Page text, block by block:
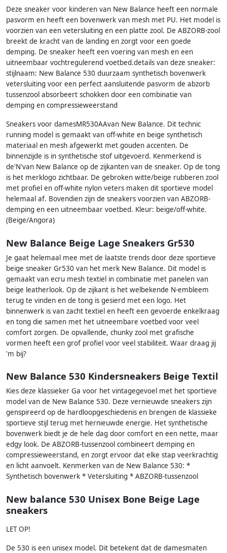
Deze sneaker voor kinderen van New Balance heeft een normale
pasvorm en heeft een bovenwerk van mesh met PU. Het model is
voorzien van een vetersluiting en een platte zool. De ABZORB-zool
breekt de kracht van de landing en zorgt voor een goede
demping. De sneaker heeft een voering van mesh en een
uitneembaar vochtregulerend voetbed.details van deze sneaker:
stijlnaam: New Balance 530 duurzaam synthetisch bovenwerk
vetersluiting voor een perfect aansluitende pasvorm de abzorb
tussenzool absorbeert schokken door een combinatie van
demping en compressieweerstand
Sneakers voor damesMR530AAvan New Balance. Dit technic
running model is gemaakt van off-white en beige synthetisch
materiaal en mesh afgewerkt met gouden accenten. De
binnenzijde is in synthetische stof uitgevoerd. Kenmerkend is
de'N'van New Balance op de zijkanten van de sneaker. Op de tong
is het merklogo zichtbaar. De gebroken witte/beige rubberen zool
met profiel en off-white nylon veters maken dit sportieve model
helemaal af. Bovendien zijn de sneakers voorzien van ABZORB-
demping en een uitneembaar voetbed. Kleur: beige/off-white.
(Beige/Angora)
New Balance Beige Lage Sneakers Gr530
Je gaat helemaal mee met de laatste trends door deze sportieve
beige sneaker Gr530 van het merk New Balance. Dit model is
gemaakt van ecru mesh textiel in combinatie met panelen van
beige leatherlook. Op de zijkant is het welbekende N-embleem
terug te vinden en de tong is gesierd met een logo. Het
binnenwerk is van zacht textiel en heeft een gevoerde enkelkraag
en tong die samen met het uitneembare voetbed voor veel
comfort zorgen. De opvallende, chunky zool met grafische
vormen heeft een grof profiel voor veel stabiliteit. Waar draag jij
'm bij?
New Balance 530 Kindersneakers Beige Textil
Kies deze klassieker Ga voor het vintagegevoel met het sportieve
model van de New Balance 530. Deze vernieuwde sneakers zijn
genspireerd op de hardloopgeschiedenis en brengen de klassieke
sportieve stijl terug met hernieuwde energie. Het synthetische
bovenwerk biedt je de hele dag door comfort en een nette, maar
edgy look. De ABZORB-tussenzool combineert demping en
compressieweerstand, en zorgt ervoor dat elke stap veerkrachtig
en licht aanvoelt. Kenmerken van de New Balance 530: *
Synthetisch bovenwerk * Vetersluiting * ABZORB-tussenzool
New balance 530 Unisex Bone Beige Lage
sneakers
LET OP!
De 530 is een unisex model. Dit betekent dat de damesmaten